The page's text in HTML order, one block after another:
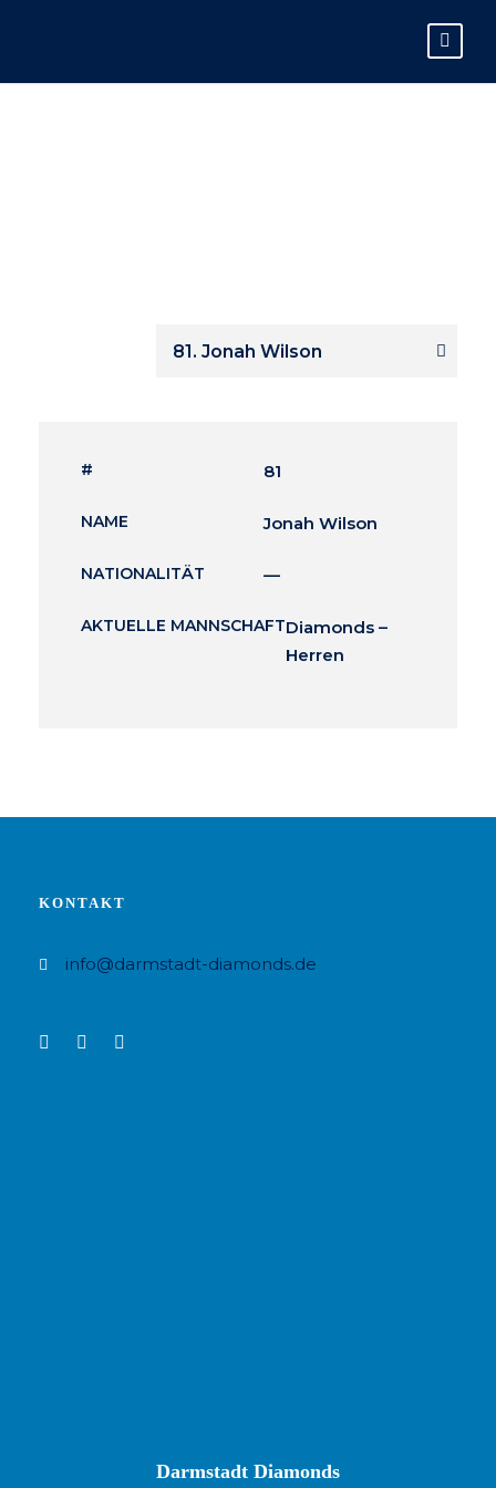
# 81
NAME Jonah Wilson
NATIONALITÄT —
AKTUELLE MANNSCHAFTDiamonds –
Herren
KONTAKT
info@darmstadt-diamonds.de
Darmstadt Diamonds